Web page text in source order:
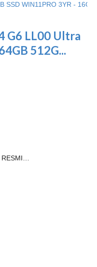
G6 LL00 Ultra
512G...